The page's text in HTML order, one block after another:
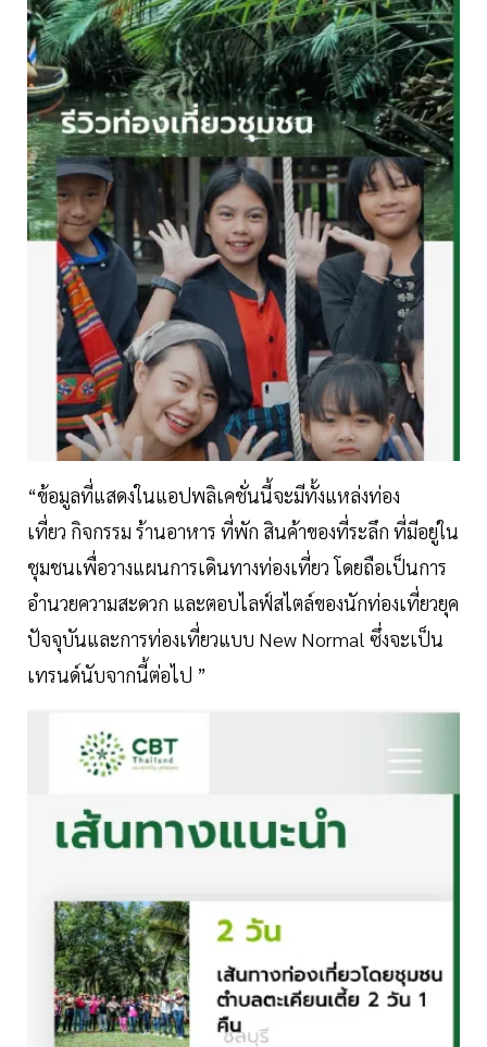
“ข้อมูลที่แสดงในแอปพลิเคชั่นนี้จะมีทั้งแหล่งท่อง
เที่ยว กิจกรรม ร้านอาหาร ที่พัก สินค้าของที่ระลึก ที่มีอยู่ใน
ชุมชนเพื่อวางแผนการเดินทางท่องเที่ยว โดยถือเป็นการ
อำนวยความสะดวก และตอบไลฟ์สไตล์ของนักท่องเที่ยวยุค
ปัจจุบันและการท่องเที่ยวแบบ New Normal ซึ่งจะเป็น
เทรนด์นับจากนี้ต่อไป ”